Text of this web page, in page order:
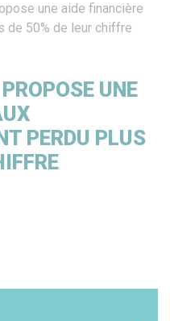
une aide financière
de 50% de leur chiffre
UNE
PERDU PLUS